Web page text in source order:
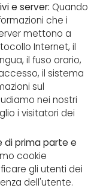
e server: Quando
che i
mettono a
Internet, il
il fuso orario,
il sistema
sul
nei nostri
i visitatori dei
di prima parte e
cookie
gli utenti dei
dell'utente.